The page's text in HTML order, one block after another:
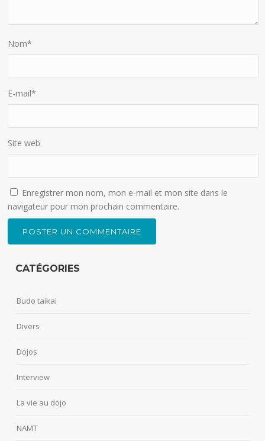
Nom*
E-mail*
Site web
Enregistrer mon nom, mon e-mail et mon site dans le
navigateur pour mon prochain commentaire.
CATÉGORIES
Budo taikai
Divers
Dojos
Interview
La vie au dojo
NAMT